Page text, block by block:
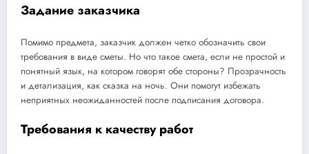
Задание заказчика
Помимо предмета, заказчик должен четко обозначить свои
требования в виде сметы. Но что такое смета, если не простой и
понятный язык, на котором говорят обе стороны? Прозрачность
и детализация, как сказка на ночь. Они помогут избежать
неприятных неожиданностей после подписания договора.
Требования к качеству работ